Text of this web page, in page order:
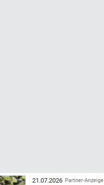
21.07.2026 Partner-Anzeige